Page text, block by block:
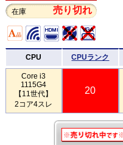
在庫 売り切れ
CPU CPUランク
Core i3
1115G4
【11世代】
2コア4スレ
20